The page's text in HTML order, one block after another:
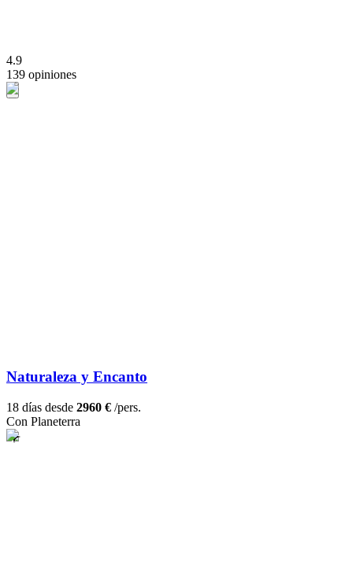
4.9
139 opiniones
Naturaleza y Encanto
18 días desde 2960 € /pers.
Con Planeterra